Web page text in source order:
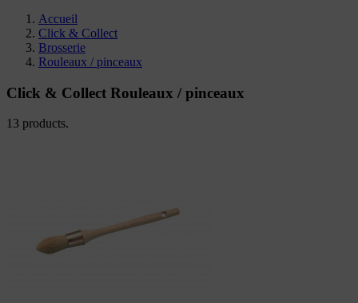
Accueil
Click & Collect
Brosserie
Rouleaux / pinceaux
Click & Collect Rouleaux / pinceaux
13 products.